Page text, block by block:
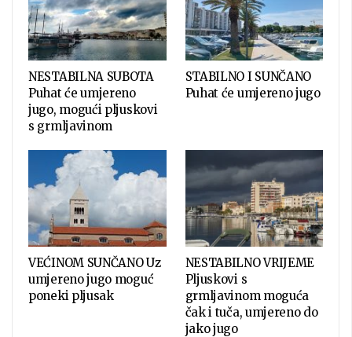
NESTABILNA SUBOTA
Puhat će umjereno
jugo, mogući pljuskovi
s grmljavinom
STABILNO I SUNČANO
Puhat će umjereno jugo
VEĆINOM SUNČANO Uz
umjereno jugo moguć
poneki pljusak
NESTABILNO VRIJEME
Pljuskovi s
grmljavinom moguća
čak i tuča, umjereno do
jako jugo